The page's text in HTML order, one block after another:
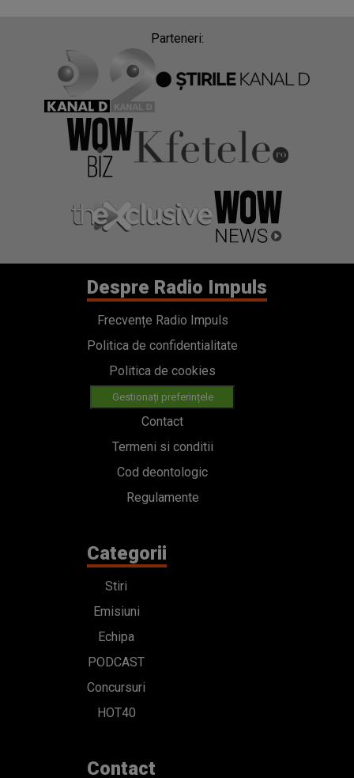
Parteneri:
Despre Radio Impuls
Frecvențe Radio Impuls
Politica de confidentialitate
Politica de cookies
Gestionați preferințele
Contact
Termeni si conditii
Cod deontologic
Regulamente
Categorii
Stiri
Emisiuni
Echipa
PODCAST
Concursuri
HOT40
Contact